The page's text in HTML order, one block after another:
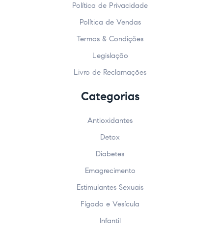
Política de Privacidade
Política de Vendas
Termos & Condições
Legislação
Livro de Reclamações
Categorias
Antioxidantes
Detox
Diabetes
Emagrecimento
Estimulantes Sexuais
Fígado e Vesícula
Infantil